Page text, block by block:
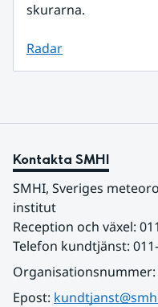
skurarna.
Radar
Kontakta SMHI
SMHI, Sveriges
institut
Reception och växel:
Telefon kundtjänst:
Organisationsnummer:
Epost: